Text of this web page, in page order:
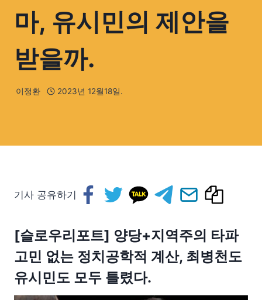
마, 유시민의 제안을
받을까.
이정환 2023년 12월18일.
기사 공유하기
[슬로우리포트] 양당+지역주의 타파
고민 없는 정치공학적 계산, 최병천도
유시민도 모두 틀렸다.